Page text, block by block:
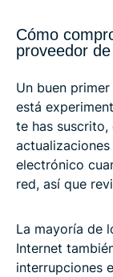
Cómo
proveedor
Un buen
está
te has suscrito,
electrónico
red, así que
La mayoría de
Internet
interrupciones